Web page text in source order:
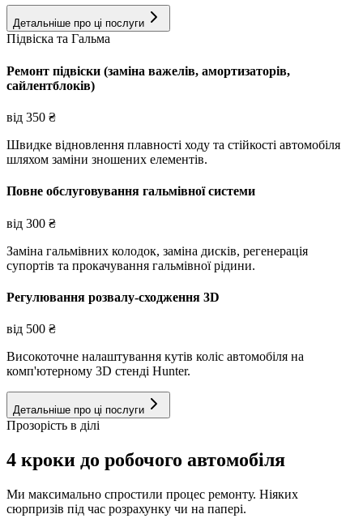
Детальніше про ці послуги
Підвіска та Гальма
Ремонт підвіски (заміна важелів, амортизаторів,
сайлентблоків)
від 350 ₴
Швидке відновлення плавності ходу та стійкості автомобіля
шляхом заміни зношених елементів.
Повне обслуговування гальмівної системи
від 300 ₴
Заміна гальмівних колодок, заміна дисків, регенерація
супортів та прокачування гальмівної рідини.
Регулювання розвалу-сходження 3D
від 500 ₴
Високоточне налаштування кутів коліс автомобіля на
комп'ютерному 3D стенді Hunter.
Детальніше про ці послуги
Прозорість в ділі
4 кроки до робочого автомобіля
Ми максимально спростили процес ремонту. Ніяких
сюрпризів під час розрахунку чи на папері.